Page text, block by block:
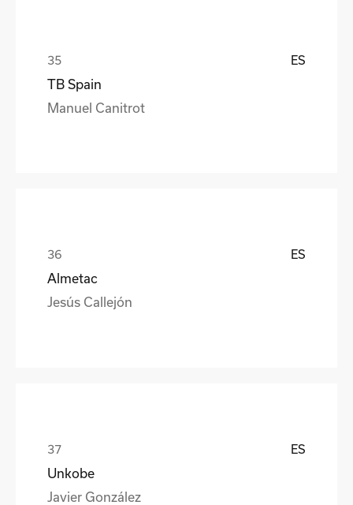
ES
TB Spain
Manuel Canitrot
ES
Almetac
Jesús Callejón
ES
Unkobe
Javier González